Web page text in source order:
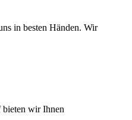
in besten Händen. Wir
wir Ihnen